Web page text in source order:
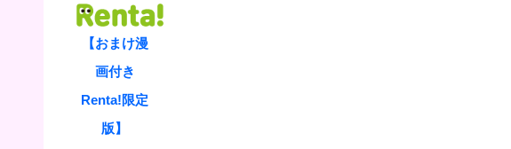
【おまけ漫
画付き
Renta!限定
版】